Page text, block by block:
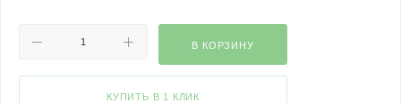
В КОРЗИНУ
КУПИТЬ В 1 КЛИК